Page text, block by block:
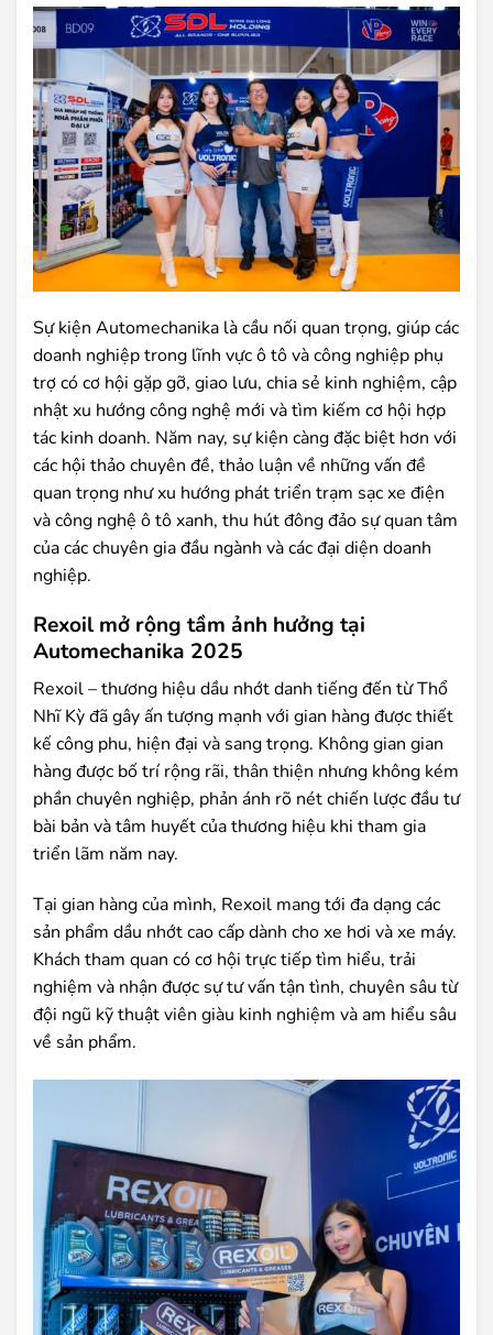
Sự kiện Automechanika là cầu nối quan trọng, giúp các
doanh nghiệp trong lĩnh vực ô tô và công nghiệp phụ
trợ có cơ hội gặp gỡ, giao lưu, chia sẻ kinh nghiệm, cập
nhật xu hướng công nghệ mới và tìm kiếm cơ hội hợp
tác kinh doanh. Năm nay, sự kiện càng đặc biệt hơn với
các hội thảo chuyên đề, thảo luận về những vấn đề
quan trọng như xu hướng phát triển trạm sạc xe điện
và công nghệ ô tô xanh, thu hút đông đảo sự quan tâm
của các chuyên gia đầu ngành và các đại diện doanh
nghiệp.
Rexoil mở rộng tầm ảnh hưởng tại
Automechanika 2025
Rexoil – thương hiệu dầu nhớt danh tiếng đến từ Thổ
Nhĩ Kỳ đã gây ấn tượng mạnh với gian hàng được thiết
kế công phu, hiện đại và sang trọng. Không gian gian
hàng được bố trí rộng rãi, thân thiện nhưng không kém
phần chuyên nghiệp, phản ánh rõ nét chiến lược đầu tư
bài bản và tâm huyết của thương hiệu khi tham gia
triển lãm năm nay.
Tại gian hàng của mình, Rexoil mang tới đa dạng các
sản phẩm dầu nhớt cao cấp dành cho xe hơi và xe máy.
Khách tham quan có cơ hội trực tiếp tìm hiểu, trải
nghiệm và nhận được sự tư vấn tận tình, chuyên sâu từ
đội ngũ kỹ thuật viên giàu kinh nghiệm và am hiểu sâu
về sản phẩm.